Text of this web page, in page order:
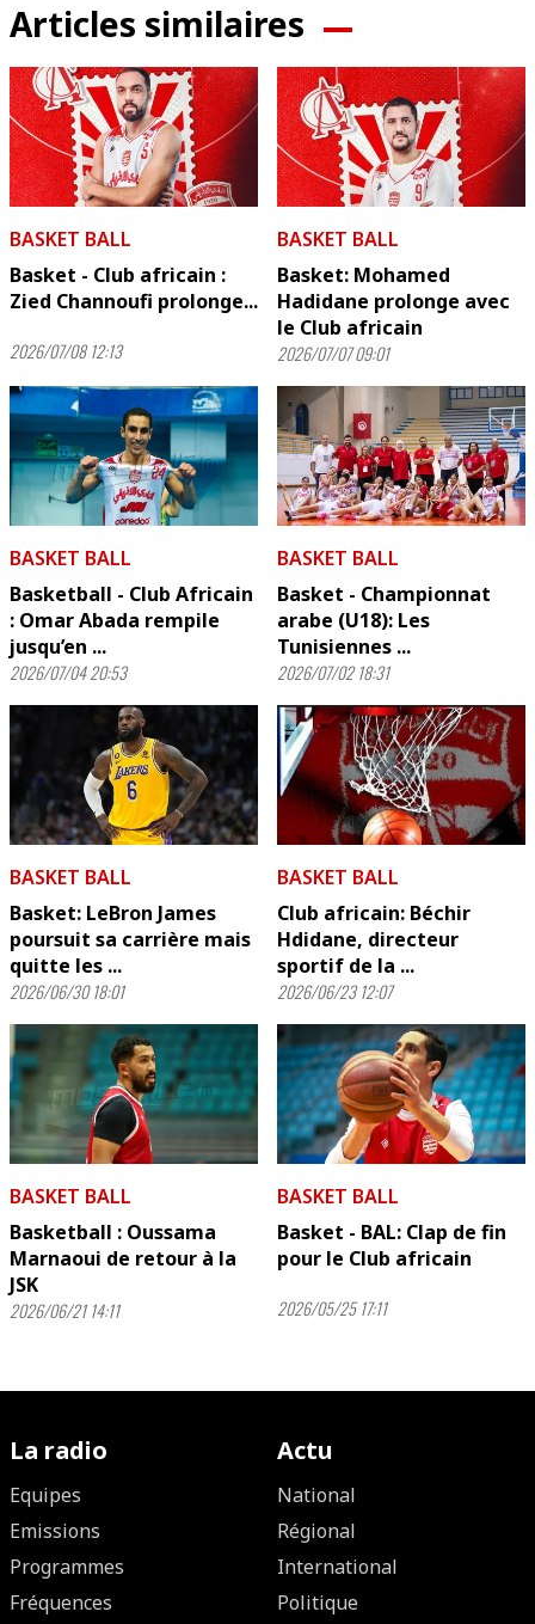
Articles similaires
BASKET BALL
Basket - Club africain :
Zied Channoufi prolonge...
2026/07/08 12:13
BASKET BALL
Basket: Mohamed
Hadidane prolonge avec
le Club africain
2026/07/07 09:01
BASKET BALL
Basketball - Club Africain
: Omar Abada rempile
jusqu’en ...
2026/07/04 20:53
BASKET BALL
Basket - Championnat
arabe (U18): Les
Tunisiennes ...
2026/07/02 18:31
BASKET BALL
Basket: LeBron James
poursuit sa carrière mais
quitte les ...
2026/06/30 18:01
BASKET BALL
Club africain: Béchir
Hdidane, directeur
sportif de la ...
2026/06/23 12:07
BASKET BALL
Basketball : Oussama
Marnaoui de retour à la
JSK
2026/06/21 14:11
BASKET BALL
Basket - BAL: Clap de fin
pour le Club africain
2026/05/25 17:11
La radio
Equipes
Emissions
Programmes
Fréquences
Actu
National
Régional
International
Politique